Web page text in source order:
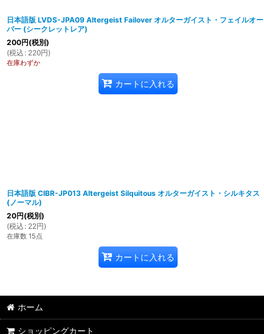
日本語版 LVDS-JPA09 Altergeist Failover オルターガイスト・フェイルオー
バー (シークレットレア)
200円(税別)
(税込 : 220円)
在庫わずか
カートに入れる
日本語版 CIBR-JP013 Altergeist Silquitous オルターガイスト・シルキタス
(ノーマル)
20円(税別)
(税込 : 22円)
在庫数 15点
カートに入れる
ホーム
ショッピングカート